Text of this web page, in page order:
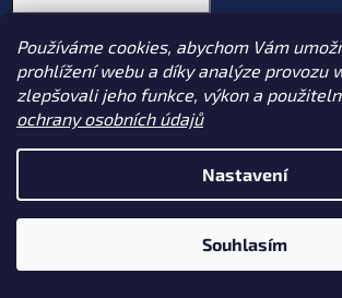
Používáme cookies, abychom Vám
prohlížení webu a díky analýze provozu
zlepšovali jeho funkce, výkon a
ochrany osobních údajů
Nastavení
Souhlasím
Nová registrace
Zapomenuté heslo
nastavení cookies